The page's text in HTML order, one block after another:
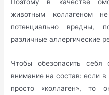
животным коллагеном
потенциально вредны,
различные аллергические
Чтобы обезопасить себя
внимание на состав: если в
просто «коллаген», то